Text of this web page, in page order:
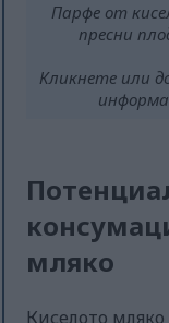
Парфе от
пресни
Кликнете или
мляко
Киселото